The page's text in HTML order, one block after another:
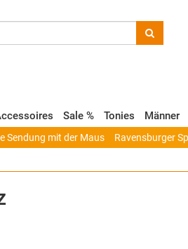
Sale % Tonies Männer
Sendung mit der Maus Ravensburger